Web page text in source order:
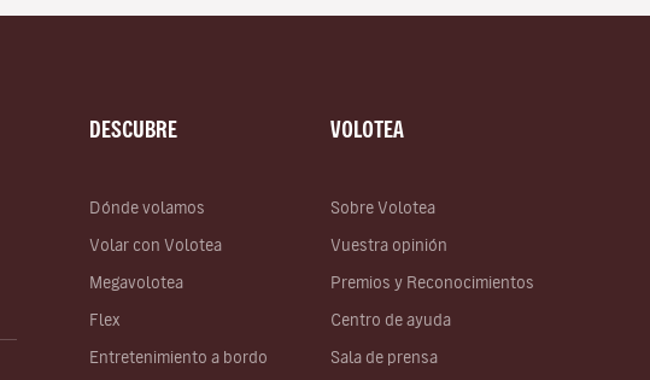
DESCUBRE
Dónde volamos
Volar con Volotea
Megavolotea
Flex
Entretenimiento a bordo
VOLOTEA
Sobre Volotea
Vuestra opinión
Premios y Reconocimientos
Centro de ayuda
Sala de prensa